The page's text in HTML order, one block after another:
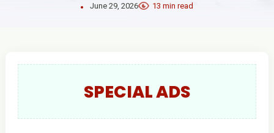
June 29, 2026 13 min read
SPECIAL ADS